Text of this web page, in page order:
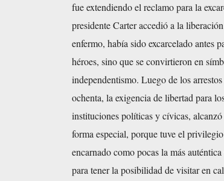
fue extendiendo el reclamo para la
presidente Carter accedió a la
enfermo, había sido excarcelado antes
héroes, sino que se convirtieron en
independentismo. Luego de los
ochenta, la exigencia de libertad para
instituciones políticas y cívicas,
forma especial, porque tuve el
encarnado como pocas la más
para tener la posibilidad de visitar en